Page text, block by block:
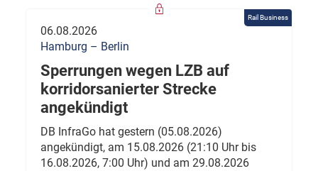
Rail Business
06.08.2026
Hamburg – Berlin
Sperrungen wegen LZB auf
korridorsanierter Strecke
angekündigt
DB InfraGo hat gestern (05.08.2026)
angekündigt, am 15.08.2026 (21:10 Uhr bis
16.08.2026, 7:00 Uhr) und am 29.08.2026